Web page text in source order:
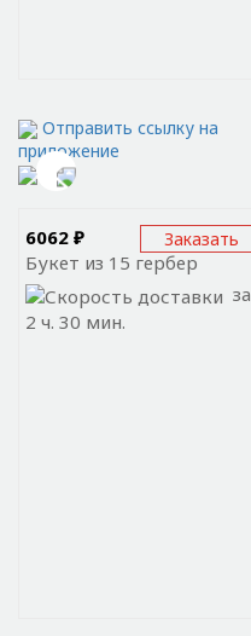
Отправить ссылку на
приложение
Заказать
6062 ₽
Букет из 15 гербер
за
2 ч. 30 мин.